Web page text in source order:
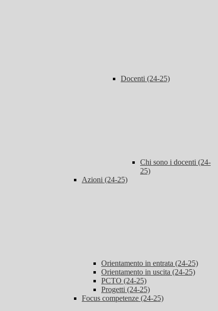
Docenti (24-25)
Chi sono i docenti (24-
25)
Azioni (24-25)
Orientamento in entrata (24-25)
Orientamento in uscita (24-25)
PCTO (24-25)
Progetti (24-25)
Focus competenze (24-25)